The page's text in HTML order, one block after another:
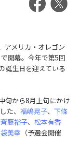
アメリカ・オレゴン
開幕。今年で第5回
誕生日を迎えている
旬から8月上旬にかけ
た、 福嶋晃子、 下條
斉藤裕子、 松本有香
美幸 （予選会開催